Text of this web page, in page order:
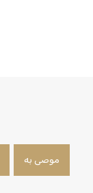
موصى به